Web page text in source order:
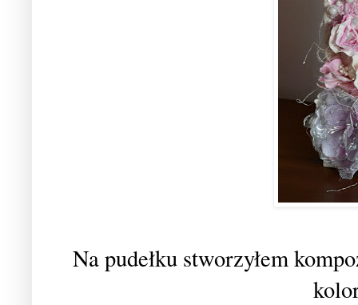
Na pudełku stworzyłem